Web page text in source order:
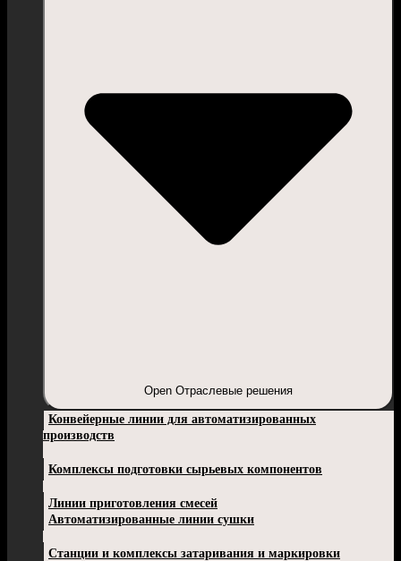
Open Отраслевые решения
Конвейерные линии для автоматизированных
производств
Комплексы подготовки сырьевых компонентов
Линии приготовления смесей
Автоматизированные линии сушки
Станции и комплексы затаривания и маркировки